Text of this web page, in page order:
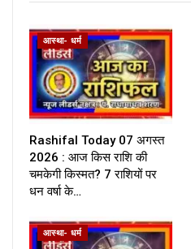
आस्था- धर्म
Rashifal Today 07 अगस्त
2026 : आज किस राशि की
चमकेगी किस्मत? 7 राशियों पर
धन वर्षा के…
आस्था- धर्म